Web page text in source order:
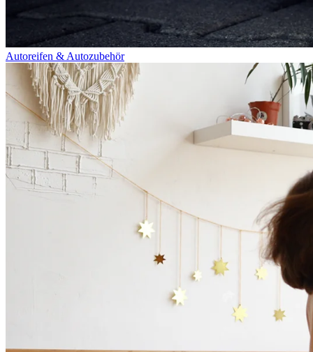
Autoreifen & Autozubehör